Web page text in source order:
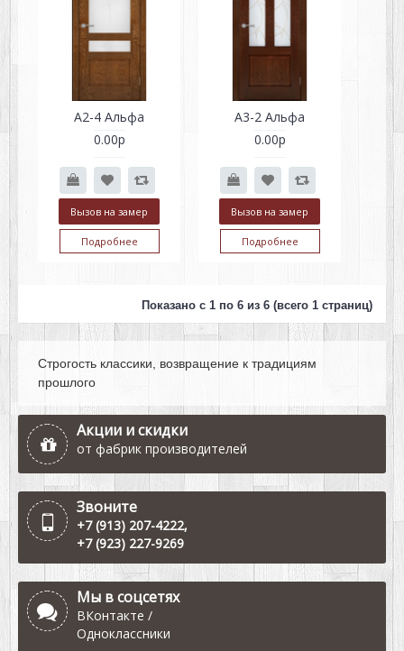
А2-4 Альфа
0.00р
Вызов на замер
Подробнее
А3-2 Альфа
0.00р
Вызов на замер
Подробнее
Показано с 1 по 6 из 6 (всего 1 страниц)
Строгость классики, возвращение к традициям
прошлого
Акции и скидки
от фабрик производителей
Звоните
+7 (913) 207-4222,
+7 (923) 227-9269
Мы в соцсетях
ВКонтакте /
Одноклассники